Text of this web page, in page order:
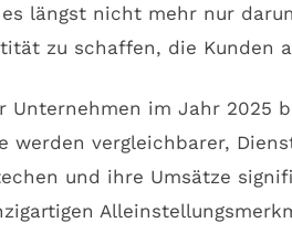
längst nicht mehr nur
zu schaffen, die Kunden
Unternehmen im Jahr
werden vergleichbarer,
und ihre Umsätze